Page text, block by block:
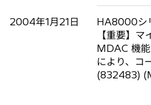
2004年1月21日
HA8000シ
【重要】
MDAC 機
により、コ
(832483)